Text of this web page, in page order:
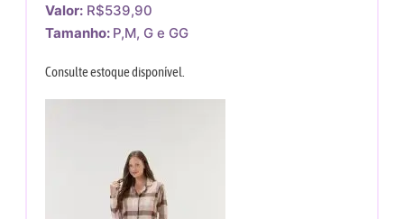
Valor: R$539,90
Tamanho: P,M, G e GG
Consulte estoque disponível.